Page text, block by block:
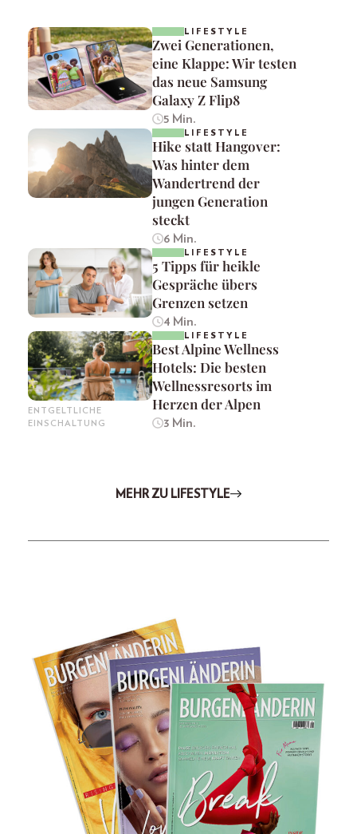
LIFESTYLE
Zwei Generationen,
eine Klappe: Wir testen
das neue Samsung
Galaxy Z Flip8
5 Min.
LIFESTYLE
Hike statt Hangover:
Was hinter dem
Wandertrend der
jungen Generation
steckt
6 Min.
LIFESTYLE
5 Tipps für heikle
Gespräche übers
Grenzen setzen
4 Min.
ENTGELTLICHE
EINSCHALTUNG
LIFESTYLE
Best Alpine Wellness
Hotels: Die besten
Wellnessresorts im
Herzen der Alpen
3 Min.
MEHR ZU LIFESTYLE